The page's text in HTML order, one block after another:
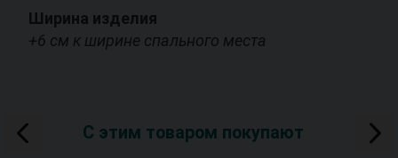
Ширина изделия
+6 см к ширине спального места
С этим товаром покупают